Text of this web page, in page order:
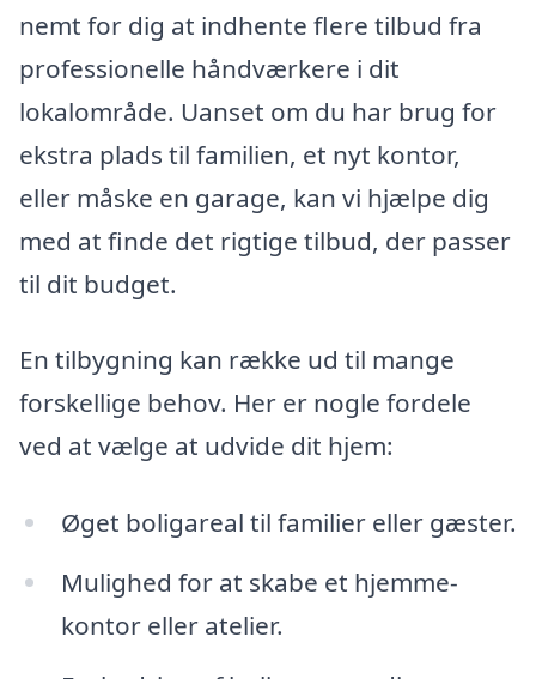
nemt for dig at indhente flere tilbud fra
professionelle håndværkere i dit
lokalområde. Uanset om du har brug for
ekstra plads til familien, et nyt kontor,
eller måske en garage, kan vi hjælpe dig
med at finde det rigtige tilbud, der passer
til dit budget.
En tilbygning kan række ud til mange
forskellige behov. Her er nogle fordele
ved at vælge at udvide dit hjem:
Øget boligareal til familier eller gæster.
Mulighed for at skabe et hjemme-
kontor eller atelier.